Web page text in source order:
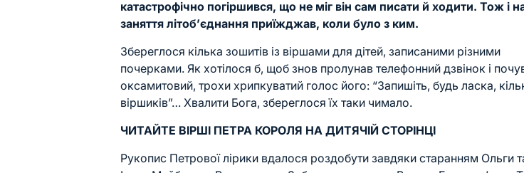
катастрофічно погіршився, що не міг він сам писати й ходити. Тож і
заняття літоб’єднання приїжджав, коли було з ким.
Збереглося кілька зошитів із віршами для дітей, записаними різними
почерками. Як хотілося б, щоб знов пролунав телефонний дзвінок і
оксамитовий, трохи хрипкуватий голос його: “Запишіть, будь ласка,
віршиків”… Хвалити Бога, збереглося їх таки чимало.
ЧИТАЙТЕ ВІРШІ ПЕТРА КОРОЛЯ НА ДИТЯЧІЙ СТОРІНЦІ
Рукопис Петрової лірики вдалося роздобути завдяки старанням Ольги